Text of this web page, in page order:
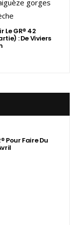
Le GR® 42
: De Viviers
Pour Faire Du